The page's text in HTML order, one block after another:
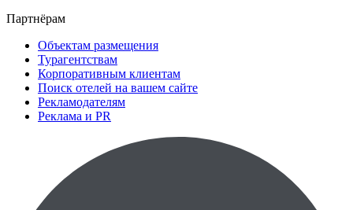
Партнёрам
Объектам размещения
Турагентствам
Корпоративным клиентам
Поиск отелей на вашем сайте
Рекламодателям
Реклама и PR